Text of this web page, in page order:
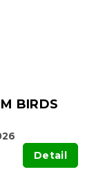
BIRDS
Detail